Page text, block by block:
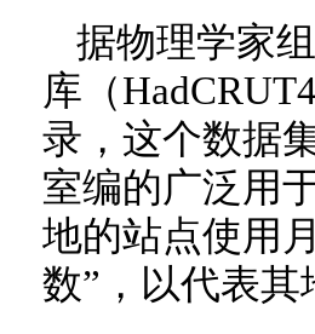
据物理学家
库（
录，这个数据
室编的广泛用
地的站点使用
数”，以代表